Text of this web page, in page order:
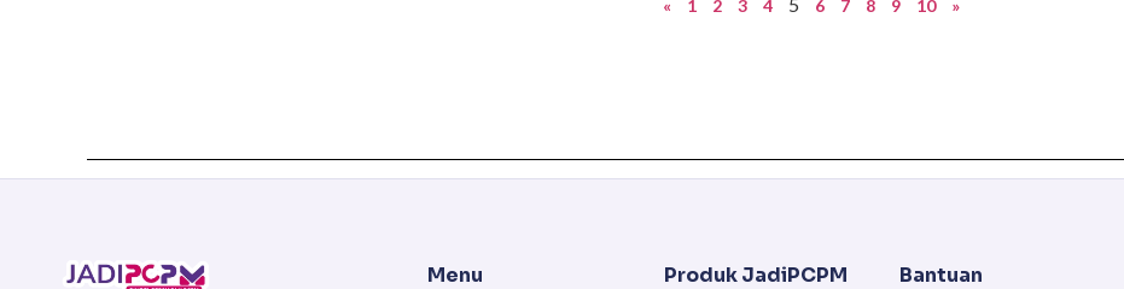
« 1 2 3 4 6 7 8 9 10 »
Menu Produk JadiPCPM Bantuan